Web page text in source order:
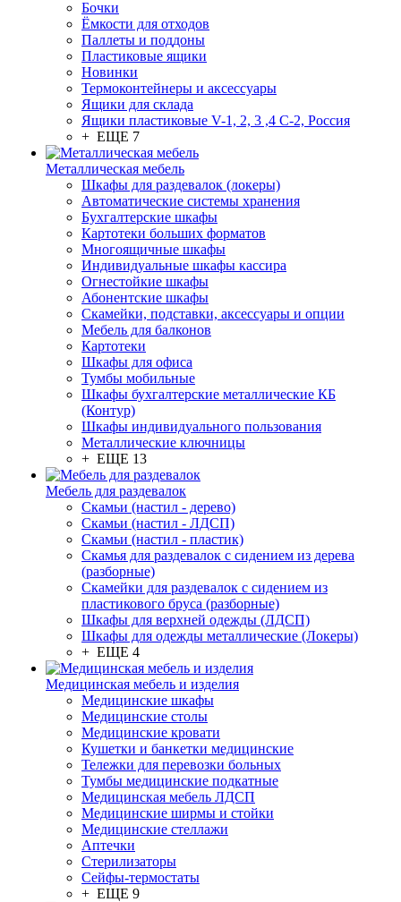
Бочки
Ёмкости для отходов
Паллеты и поддоны
Пластиковые ящики
Новинки
Термоконтейнеры и аксессуары
Ящики для склада
Ящики пластиковые V-1, 2, 3 ,4 С-2, Россия
+ ЕЩЕ 7
Металлическая мебель
Шкафы для раздевалок (локеры)
Автоматические системы хранения
Бухгалтерские шкафы
Картотеки больших форматов
Многоящичные шкафы
Индивидуальные шкафы кассира
Огнестойкие шкафы
Абонентские шкафы
Скамейки, подставки, аксессуары и опции
Мебель для балконов
Картотеки
Шкафы для офиса
Тумбы мобильные
Шкафы бухгалтерские металлические КБ
(Контур)
Шкафы индивидуального пользования
Металлические ключницы
+ ЕЩЕ 13
Мебель для раздевалок
Скамьи (настил - дерево)
Скамьи (настил - ЛДСП)
Скамьи (настил - пластик)
Скамья для раздевалок с сидением из дерева
(разборные)
Скамейки для раздевалок с сидением из
пластикового бруса (разборные)
Шкафы для верхней одежды (ЛДСП)
Шкафы для одежды металлические (Локеры)
+ ЕЩЕ 4
Медицинская мебель и изделия
Медицинские шкафы
Медицинские столы
Медицинские кровати
Кушетки и банкетки медицинские
Тележки для перевозки больных
Тумбы медицинские подкатные
Медицинская мебель ЛДСП
Медицинские ширмы и стойки
Медицинские стеллажи
Аптечки
Стерилизаторы
Сейфы-термостаты
+ ЕЩЕ 9